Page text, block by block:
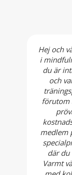
Hej och
i
du är
och
förutom
medlem
där du
Varmt